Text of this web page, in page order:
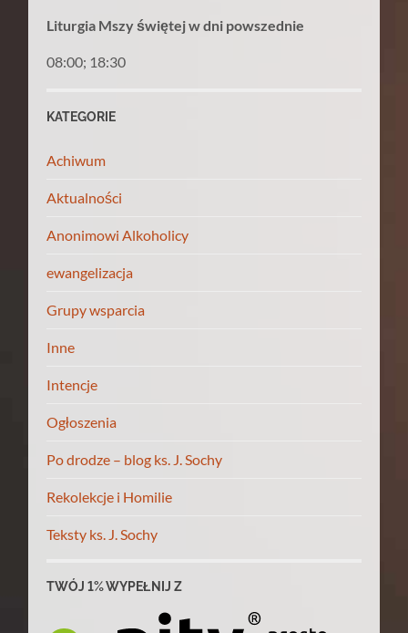
Liturgia Mszy świętej w dni powszednie
08:00; 18:30
KATEGORIE
Achiwum
Aktualności
Anonimowi Alkoholicy
ewangelizacja
Grupy wsparcia
Inne
Intencje
Ogłoszenia
Po drodze – blog ks. J. Sochy
Rekolekcje i Homilie
Teksty ks. J. Sochy
TWÓJ 1% WYPEŁNIJ Z